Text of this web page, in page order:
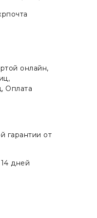
онлайн,
Оплата
гарантии от
дней